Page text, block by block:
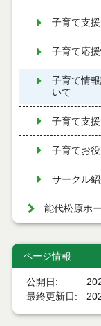
子育て支
子育て応
子育て情
いて
子育て支
子育てお
サークル
能代松原ホ
ページ情報
公開日
最終更新日